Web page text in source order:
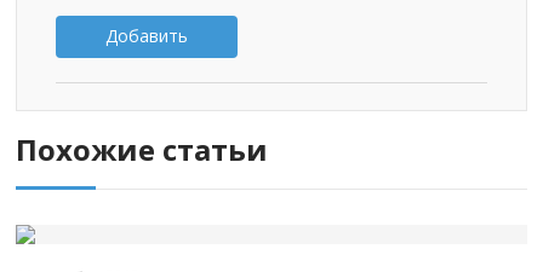
Добавить
Похожие статьи